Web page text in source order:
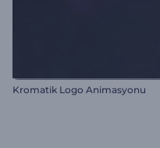
Kromatik Logo Animasyonu